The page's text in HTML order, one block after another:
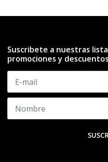
Suscribete a nuestras
promociones y